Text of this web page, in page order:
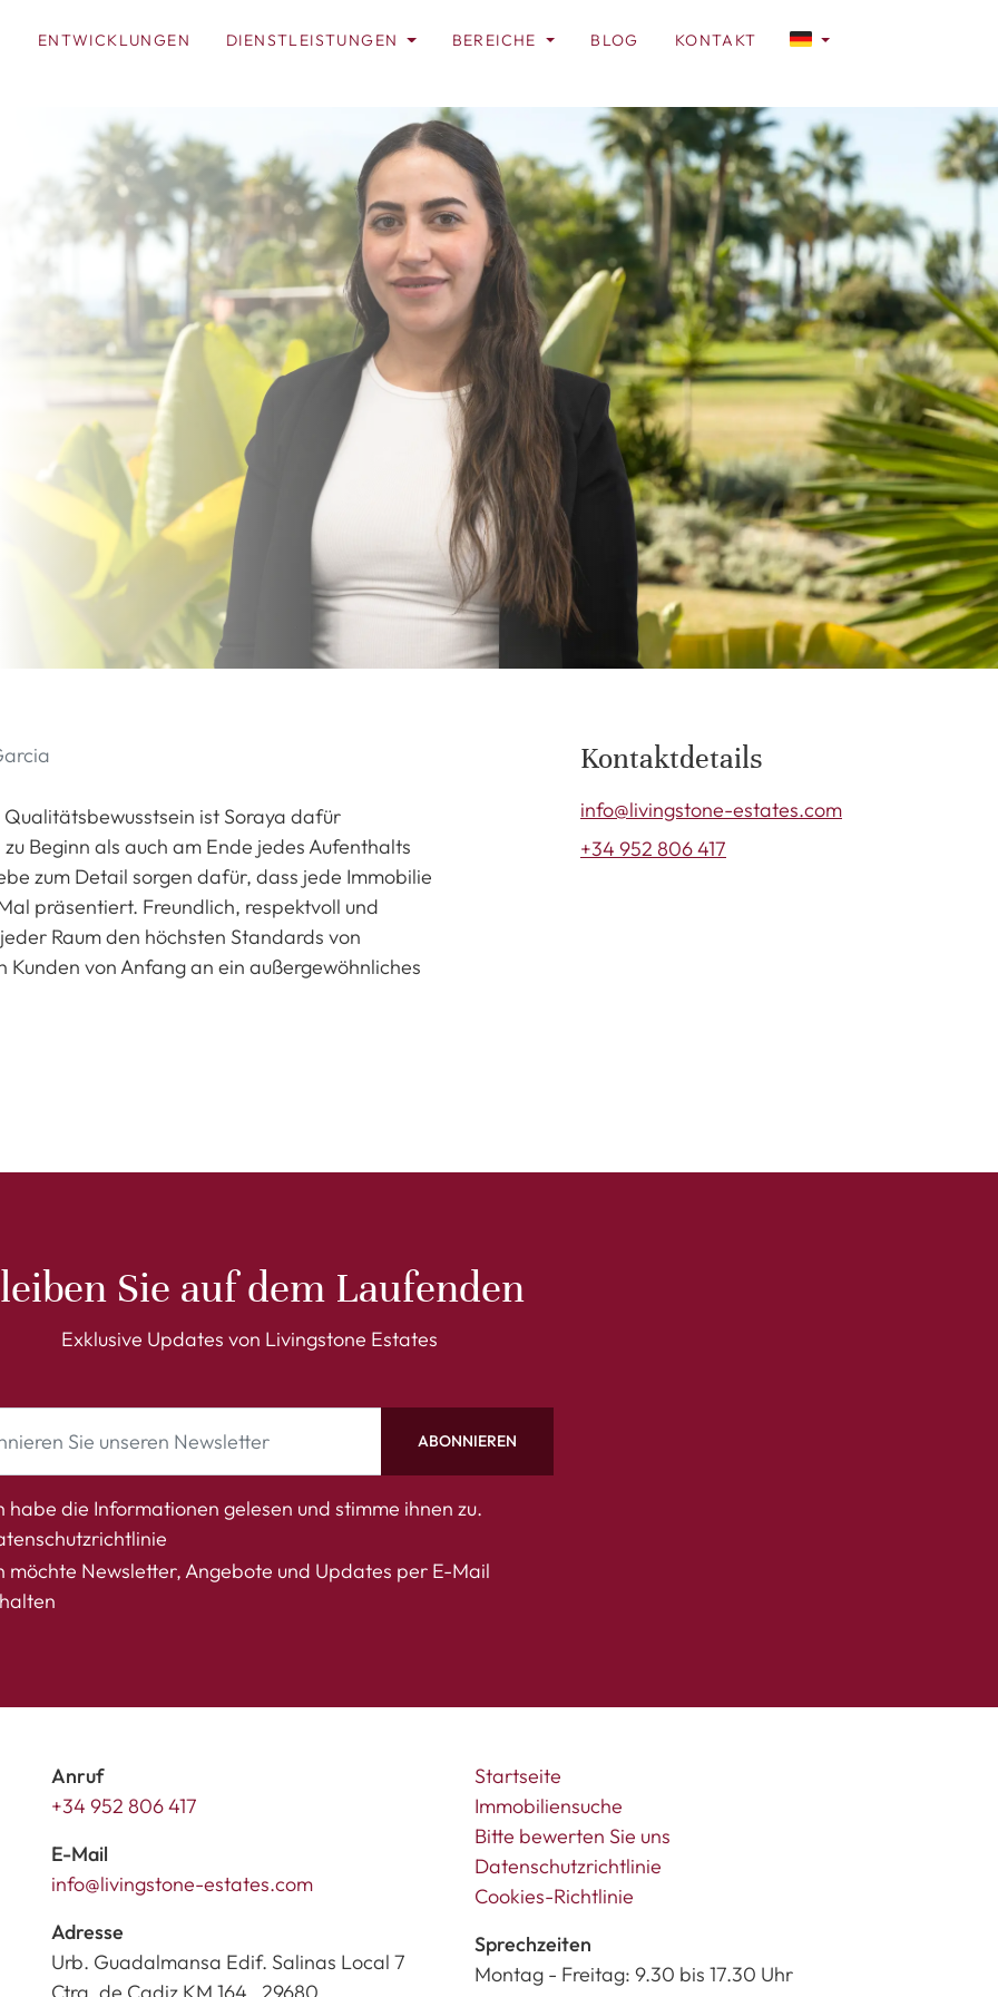
ENTWICKLUNGEN DIENSTLEISTUNGEN BEREICHE BLOG KONTAKT
ist Soraya dafür
Beginn als auch am Ende jedes Aufenthalts
zum Detail sorgen dafür, dass jede Immobilie
präsentiert. Freundlich, respektvoll und
Raum den höchsten Standards von
von Anfang an ein außergewöhnliches
Kontaktdetails
info@livingstone-estates.com
+34 952 806 417
Sie auf dem Laufenden
Exklusive Updates von Livingstone Estates
ABONNIEREN
habe die Informationen gelesen und stimme ihnen zu.
möchte Newsletter, Angebote und Updates per E-Mail
Anruf
+34 952 806 417
E-Mail
info@livingstone-estates.com
Adresse
Urb. Guadalmansa Edif. Salinas Local 7
Startseite
Immobiliensuche
Bitte bewerten Sie uns
Datenschutzrichtlinie
Cookies-Richtlinie
Sprechzeiten
Montag - Freitag: 9.30 bis 17.30 Uhr